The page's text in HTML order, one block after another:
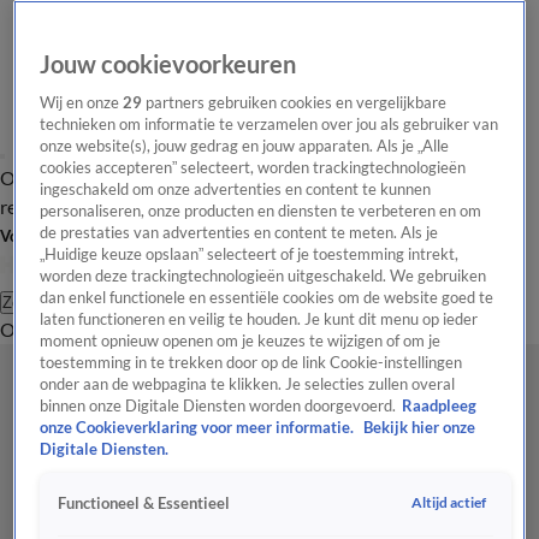
Overzicht Laatste nieuws Regionieuws Het beste van Hart
Tip de
redactie
Volg Hart van Nederland
Zoeken
OverzichtRegioUitzendingenWeerTip de redactiePanelVideo's
Jouw cookievoorkeuren
Wij en onze29 partners gebruiken cookies en vergelijkbare
technieken om informatie te verzamelen over jou als gebruiker van
onze website(s), jouw gedrag en jouw apparaten. Als je „Alle
cookies accepteren” selecteert, worden trackingtechnologieën
ingeschakeld om onze advertenties en content te kunnen
personaliseren, onze producten en diensten te verbeteren en om
de prestaties van advertenties en content te meten. Als je
„Huidige keuze opslaan” selecteert of je toestemming intrekt,
worden deze trackingtechnologieën uitgeschakeld. We gebruiken
dan enkel functionele en essentiële cookies om de website goed te
laten functioneren en veilig te houden. Je kunt dit menu op ieder
moment opnieuw openen om je keuzes te wijzigen of om je
toestemming in te trekken door op de link Cookie-instellingen
onder aan de webpagina te klikken. Je selecties zullen overal
binnen onze Digitale Diensten worden doorgevoerd. Raadpleeg
onze Cookieverklaring voor meer informatie.
Bekijk hier onze
Digitale Diensten.
Functioneel & Essentieel Altijd actief